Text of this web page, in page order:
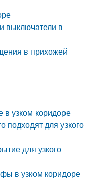
выключатели в
в прихожей
в узком коридоре
подходят для узкого
для узкого
в узком коридоре